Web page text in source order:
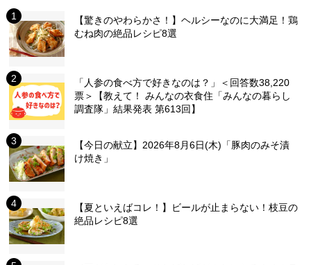
【驚きのやわらかさ！】ヘルシーなのに大満足！鶏
むね肉の絶品レシピ8選
「人参の食べ方で好きなのは？」＜回答数38,220
票＞【教えて！ みんなの衣食住「みんなの暮らし
調査隊」結果発表 第613回】
【今日の献立】2026年8月6日(木)「豚肉のみそ漬
け焼き」
【夏といえばコレ！】ビールが止まらない！枝豆の
絶品レシピ8選